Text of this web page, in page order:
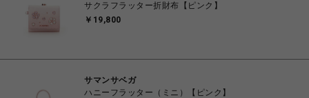
サクラフラッター折財布【ピンク】
￥19,800
サマンサベガ
ハニーフラッター（ミニ）【ピンク】